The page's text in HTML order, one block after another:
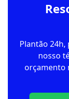
Plantão 24h,
nosso
orçamento